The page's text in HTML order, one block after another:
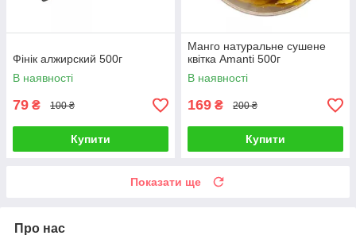
Фінік алжирский 500г
В наявності
79 ₴ 100 ₴
Купити
Манго натуральне сушене
квітка Amanti 500г
В наявності
169 ₴ 200 ₴
Купити
Показати ще
Про нас